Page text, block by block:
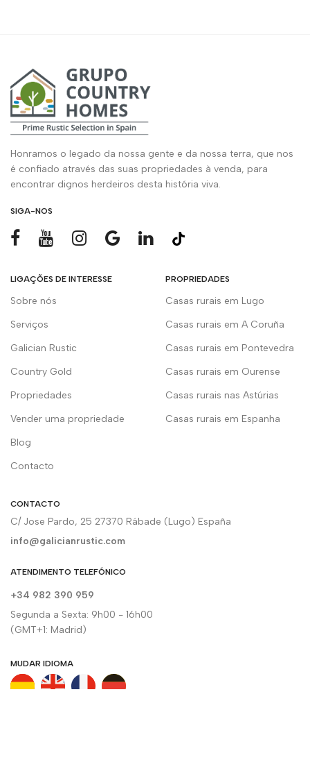
Honramos o legado da nossa gente e da nossa terra, que nos
é confiado através das suas propriedades à venda, para
encontrar dignos herdeiros desta história viva.
SIGA-NOS
LIGAÇÕES DE INTERESSE
Sobre nós
Serviços
Galician Rustic
Country Gold
Propriedades
Vender uma propriedade
Blog
Contacto
PROPRIEDADES
Casas rurais em Lugo
Casas rurais em A Coruña
Casas rurais em Pontevedra
Casas rurais em Ourense
Casas rurais nas Astúrias
Casas rurais em Espanha
CONTACTO
C/ Jose Pardo, 25 27370 Rábade (Lugo) España
info@galicianrustic.com
ATENDIMENTO TELEFÓNICO
+34 982 390 959
Segunda a Sexta: 9h00 - 16h00
(GMT+1: Madrid)
MUDAR IDIOMA